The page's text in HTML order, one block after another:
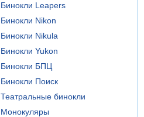
Бинокли Leapers
Бинокли Nikon
Бинокли Nikula
Бинокли Yukon
Бинокли БПЦ
Бинокли Поиск
Театральные бинокли
Монокуляры